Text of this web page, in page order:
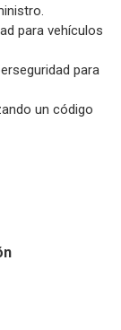
para vehículos
para
un código